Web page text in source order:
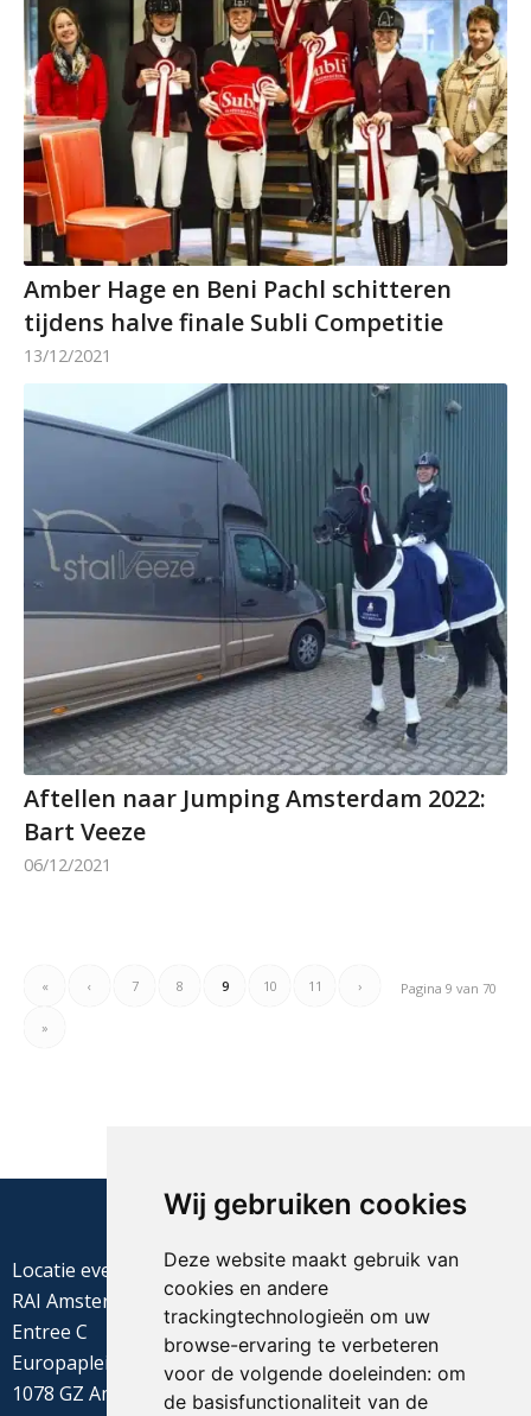
Wij gebruiken cookies
Deze website maakt gebruik van
cookies en andere
trackingtechnologieën om uw
browse-ervaring te verbeteren
voor de volgende doeleinden: om
de basisfunctionaliteit van de
Amber Hage en Beni Pachl schitteren
tijdens halve finale Subli Competitie
13/12/2021
Aftellen naar Jumping Amsterdam 2022:
Bart Veeze
06/12/2021
Pagina 9 van 70
« ‹ 7 8 9 10 11 ›
»
Locatie evenement
RAI Amsterdam
Entree C
Europaplein 22
1078 GZ Amsterdam